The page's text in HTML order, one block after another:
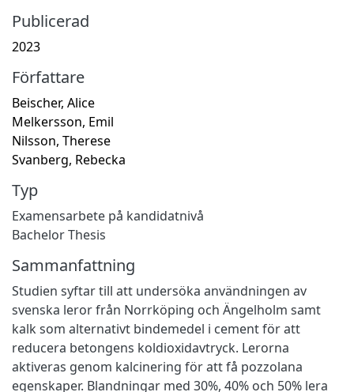
Publicerad
2023
Författare
Beischer, Alice
Melkersson, Emil
Nilsson, Therese
Svanberg, Rebecka
Typ
Examensarbete på kandidatnivå
Bachelor Thesis
Sammanfattning
Studien syftar till att undersöka användningen av
svenska leror från Norrköping och Ängelholm samt
kalk som alternativt bindemedel i cement för att
reducera betongens koldioxidavtryck. Lerorna
aktiveras genom kalcinering för att få pozzolana
egenskaper. Blandningar med 30%, 40% och 50% lera